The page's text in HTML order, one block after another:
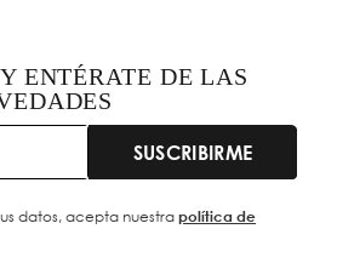
ENTÉRATE DE LAS
SUSCRIBIRME
datos, acepta nuestrapolítica de